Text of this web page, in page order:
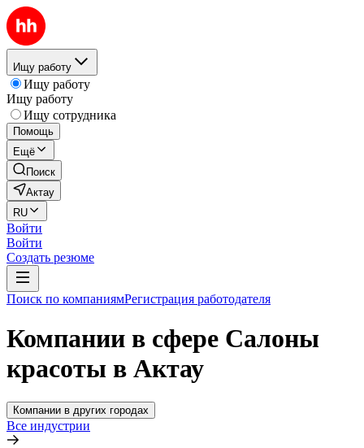
Ищу работу
Ищу работу
Ищу работу
Ищу сотрудника
Помощь
Ещё
Поиск
Актау
RU
Войти
Войти
Создать резюме
Поиск по компаниямРегистрация работодателя
Компании в сфере Салоны
красоты в Актау
Компании в других городах
Все индустрии